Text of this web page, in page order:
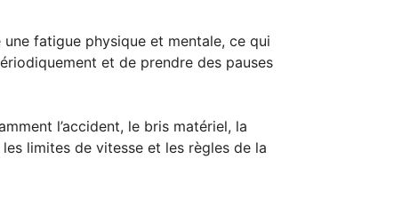
fatigue physique et mentale, ce qui
et de prendre des pauses
l’accident, le bris matériel, la
limites de vitesse et les règles de la